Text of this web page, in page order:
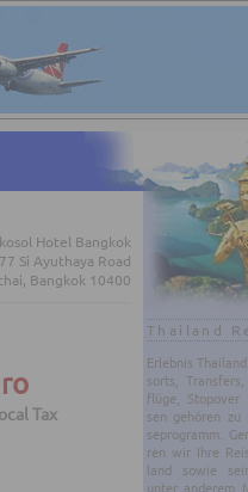
Hotel Bangkok
Si Ayuthaya Road
Bangkok 10400
Tax
Thailand
Er­leb­nis
sorts,
flü­ge,
sen ge­hö­ren zu
se­pro­gramm.
ren wir Ihre
land sowie
unter an­de­rem